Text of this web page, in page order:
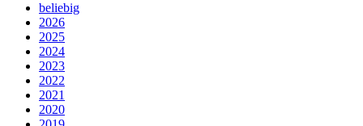
beliebig
2026
2025
2024
2023
2022
2021
2020